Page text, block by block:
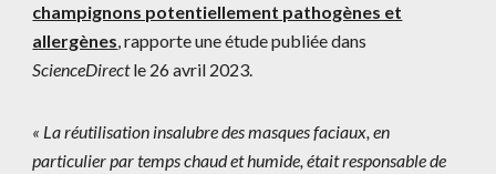
champignons potentiellement pathogènes et
allergènes, rapporte une étude publiée dans
ScienceDirectle 26 avril 2023.
« La réutilisation insalubre des masques faciaux, en
particulier par temps chaud et humide, était responsable de